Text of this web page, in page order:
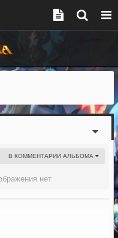
В КОММЕНТАРИИ АЛЬБОМА
нет